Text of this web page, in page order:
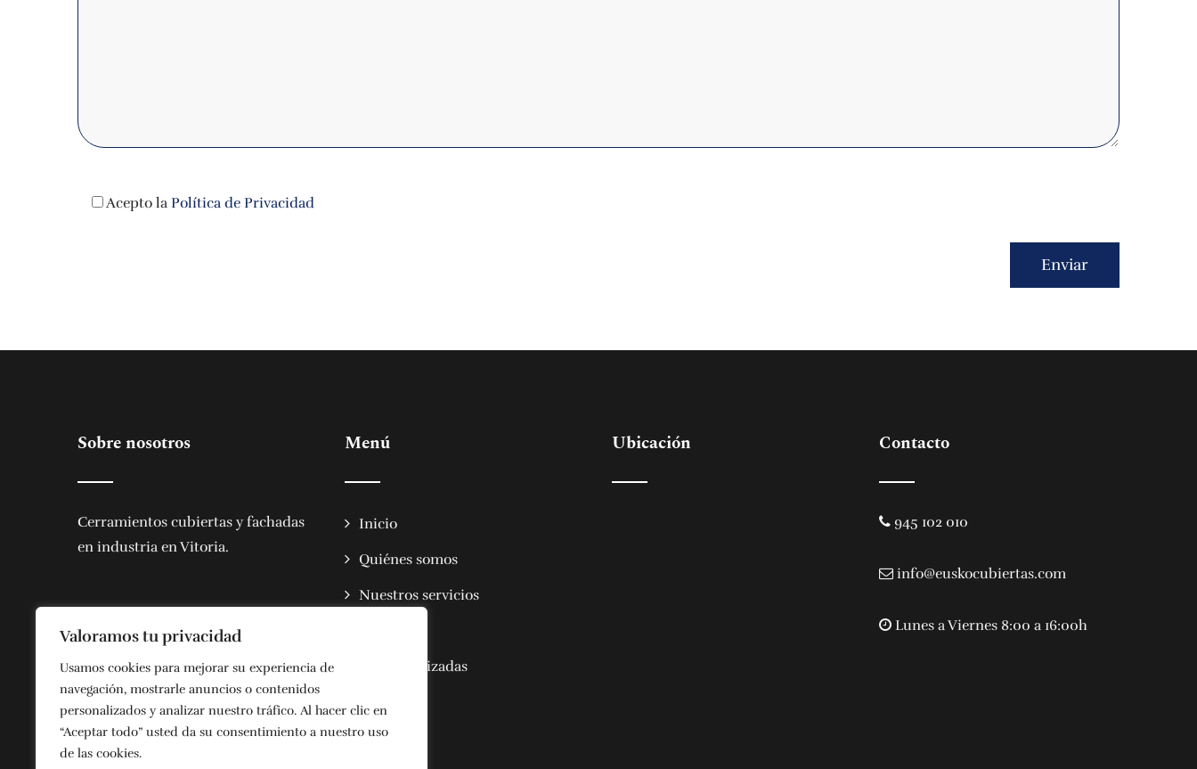
Valoramos tu privacidad
Usamos cookies para mejorar su experiencia de
navegación, mostrarle anuncios o contenidos
personalizados y analizar nuestro tráfico. Al hacer clic en
“Aceptar todo” usted da su consentimiento a nuestro uso
de las cookies.
Acepto la Política de Privacidad
Sobre nosotros
Cerramientos cubiertas y fachadas
en industria en Vitoria.
Menú
Inicio
Quiénes somos
Nuestros servicios
Obras realizadas
Contactar
Ubicación Contacto
945 102 010
info@euskocubiertas.com
Lunes a Viernes 8:00 a 16:00h